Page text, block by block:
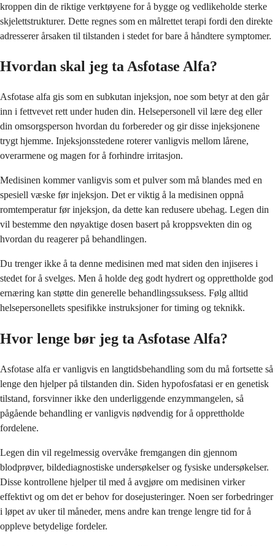
kroppen din de riktige verktøyene for å bygge og vedlikeholde sterke
skjelettstrukturer. Dette regnes som en målrettet terapi fordi den direkte
adresserer årsaken til tilstanden i stedet for bare å håndtere symptomer.
Hvordan skal jeg ta Asfotase Alfa?
Asfotase alfa gis som en subkutan injeksjon, noe som betyr at den går
inn i fettvevet rett under huden din. Helsepersonell vil lære deg eller
din omsorgsperson hvordan du forbereder og gir disse injeksjonene
trygt hjemme. Injeksjonsstedene roterer vanligvis mellom lårene,
overarmene og magen for å forhindre irritasjon.
Medisinen kommer vanligvis som et pulver som må blandes med en
spesiell væske før injeksjon. Det er viktig å la medisinen oppnå
romtemperatur før injeksjon, da dette kan redusere ubehag. Legen din
vil bestemme den nøyaktige dosen basert på kroppsvekten din og
hvordan du reagerer på behandlingen.
Du trenger ikke å ta denne medisinen med mat siden den injiseres i
stedet for å svelges. Men å holde deg godt hydrert og opprettholde god
ernæring kan støtte din generelle behandlingssuksess. Følg alltid
helsepersonellets spesifikke instruksjoner for timing og teknikk.
Hvor lenge bør jeg ta Asfotase Alfa?
Asfotase alfa er vanligvis en langtidsbehandling som du må fortsette så
lenge den hjelper på tilstanden din. Siden hypofosfatasi er en genetisk
tilstand, forsvinner ikke den underliggende enzymmangelen, så
pågående behandling er vanligvis nødvendig for å opprettholde
fordelene.
Legen din vil regelmessig overvåke fremgangen din gjennom
blodprøver, bildediagnostiske undersøkelser og fysiske undersøkelser.
Disse kontrollene hjelper til med å avgjøre om medisinen virker
effektivt og om det er behov for dosejusteringer. Noen ser forbedringer
i løpet av uker til måneder, mens andre kan trenge lengre tid for å
oppleve betydelige fordeler.